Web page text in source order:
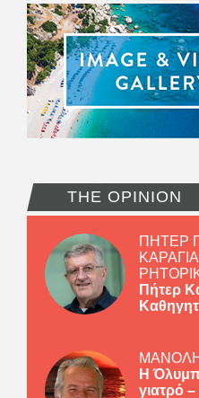
THE OPINION
ΠΗΤΕΡ
Πήτερ
Η
γιατρό